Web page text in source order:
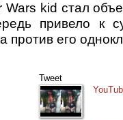
kid стал
привело к
против его
Tweet